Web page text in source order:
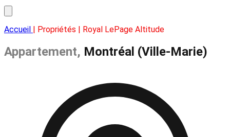
Accueil | Propriétés | Royal LePage Altitude
Appartement, Montréal (Ville-Marie)